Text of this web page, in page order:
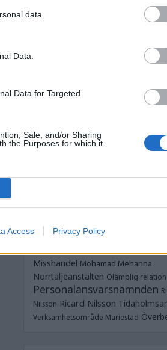
data.
Data.
Data for Targeted
Sale, and/or Sharing
the Purposes for which it
Access Privacy Policy
Anstalten Kumla
Sagsjön Anstalten Salberga
Anstalten Skänninge
ungdomsavdelningar
Dödsfall Estland Fotboja frimärken
Strömmer Göteborgshäktet
JO
Justitieombudsmannen
Misshandel Mohamad Mehanna
Norrtäljeanstalten Olämplig relation
Personalansvarsnämnden
Nilsson Ricard Nilsson
Verksamhetsområde Mariestad